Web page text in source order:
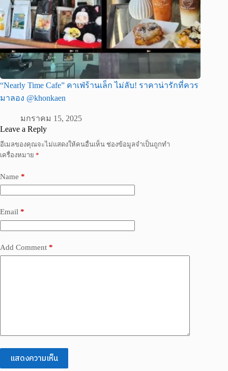
“Nearly Time Cafe” คาเฟ่ร้านเล็ก ไม่ลับ! ราคาน่ารักที่ควร
มาลอง @khonkaen
มกราคม 15, 2025
Leave a Reply
อีเมลของคุณจะไม่แสดงให้คนอื่นเห็น ช่องข้อมูลจำเป็นถูกทำ
เครื่องหมาย *
Name *
Email *
Add Comment *
แสดงความเห็น